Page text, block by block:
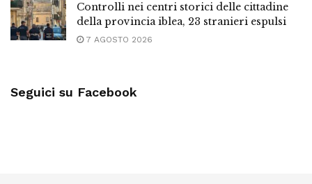
Controlli nei centri storici delle cittadine
della provincia iblea, 23 stranieri espulsi
7 AGOSTO 2026
Seguici su Facebook